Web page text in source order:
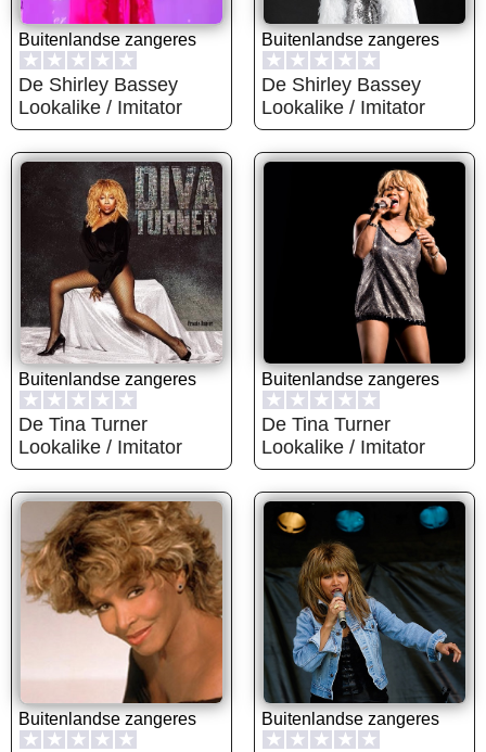
Buitenlandse zangeres
★ ★ ★ ★ ★
De Shirley Bassey
Lookalike / Imitator
Buitenlandse zangeres
★ ★ ★ ★ ★
De Shirley Bassey
Lookalike / Imitator
Buitenlandse zangeres
★ ★ ★ ★ ★
De Tina Turner
Lookalike / Imitator
Buitenlandse zangeres
★ ★ ★ ★ ★
De Tina Turner
Lookalike / Imitator
Buitenlandse zangeres
★ ★ ★ ★ ★
Buitenlandse zangeres
★ ★ ★ ★ ★